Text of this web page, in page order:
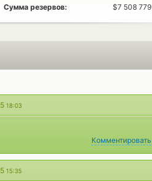
Сумма резервов: $7 508 779
18:03
Комментировать
15:35